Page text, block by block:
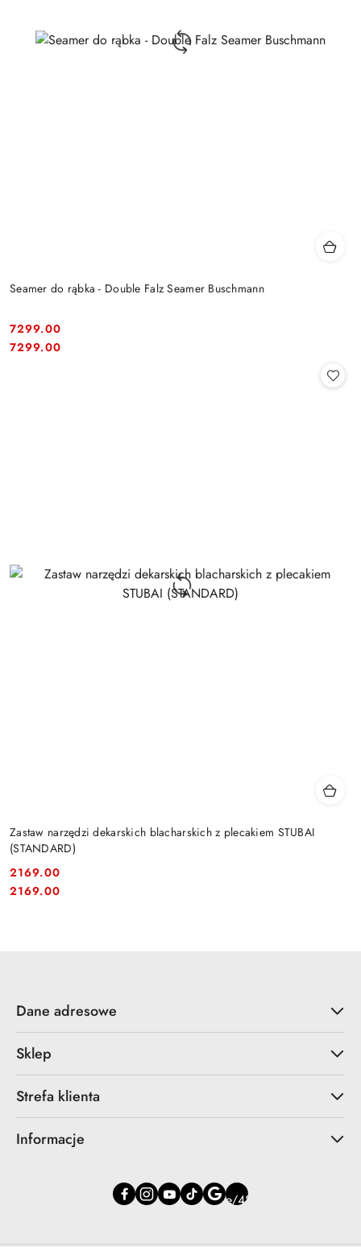
Seamer do rąbka - Double Falz Seamer Buschmann
Cena:
7299.00
Cena:
7299.00
Zastaw narzędzi dekarskich blacharskich z plecakiem STUBAI
(STANDARD)
Cena:
2169.00
Cena:
2169.00
Dane adresowe
Sklep
Strefa klienta
Informacje